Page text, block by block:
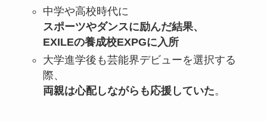
中学や高校時代に
スポーツやダンスに励んだ結果、
EXILEの養成校EXPGに入所
大学進学後も芸能界デビューを選択する
際、
両親は心配しながらも応援していた。